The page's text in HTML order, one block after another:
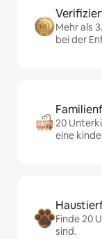
Mehr als
bei der
20
eine
Finde 20
sind.